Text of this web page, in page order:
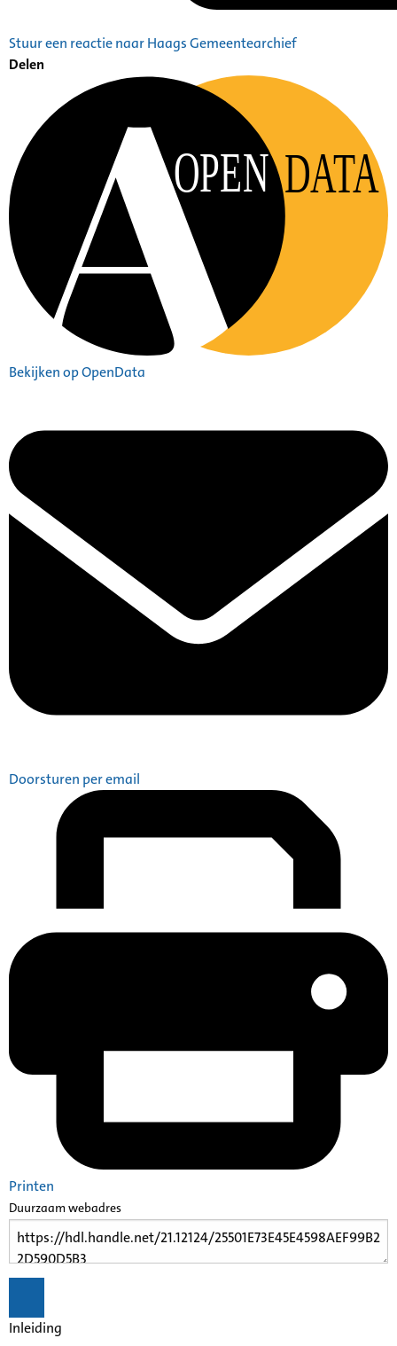
Stuur een reactie naar Haags Gemeentearchief
Delen
OPEN DATA
Bekijken op OpenData
Doorsturen per email
Printen
Duurzaam webadres
Inleiding